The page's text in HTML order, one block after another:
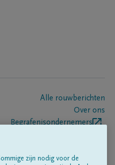
Alle rouwberichten
Over ons
Begrafenisondernemers
zijn nodig voor de